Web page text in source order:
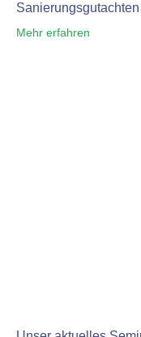
Mehr erfahren